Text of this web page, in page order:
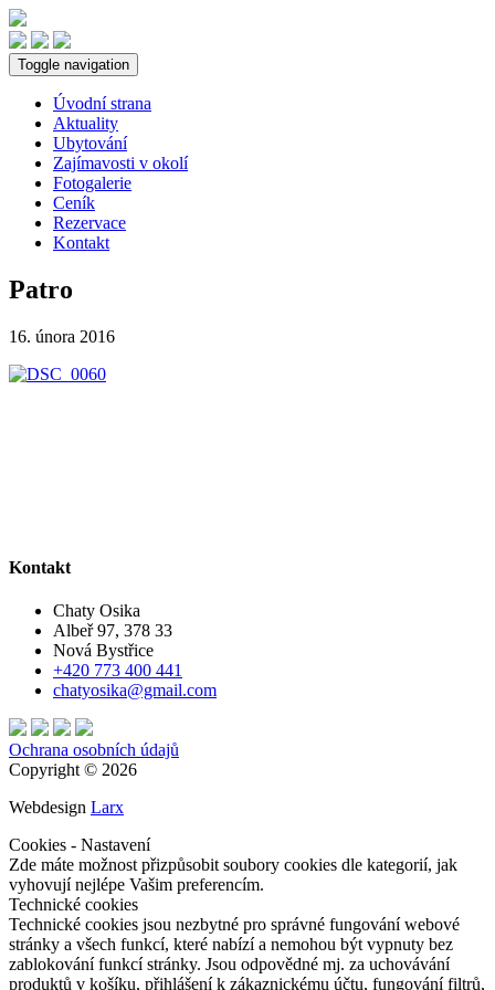
Toggle navigation
Úvodní strana
Aktuality
Ubytování
Zajímavosti v okolí
Fotogalerie
Ceník
Rezervace
Kontakt
Patro
16. února 2016
Kontakt
Chaty Osika
Albeř 97, 378 33
Nová Bystřice
+420 773 400 441
chatyosika@gmail.com
Ochrana osobních údajů
Copyright © 2026
Webdesign Larx
Cookies - Nastavení
Zde máte možnost přizpůsobit soubory cookies dle kategorií, jak
vyhovují nejlépe Vašim preferencím.
Technické cookies
Technické cookies jsou nezbytné pro správné fungování webové
stránky a všech funkcí, které nabízí a nemohou být vypnuty bez
zablokování funkcí stránky. Jsou odpovědné mj. za uchovávání
produktů v košíku, přihlášení k zákaznickému účtu, fungování filtrů,